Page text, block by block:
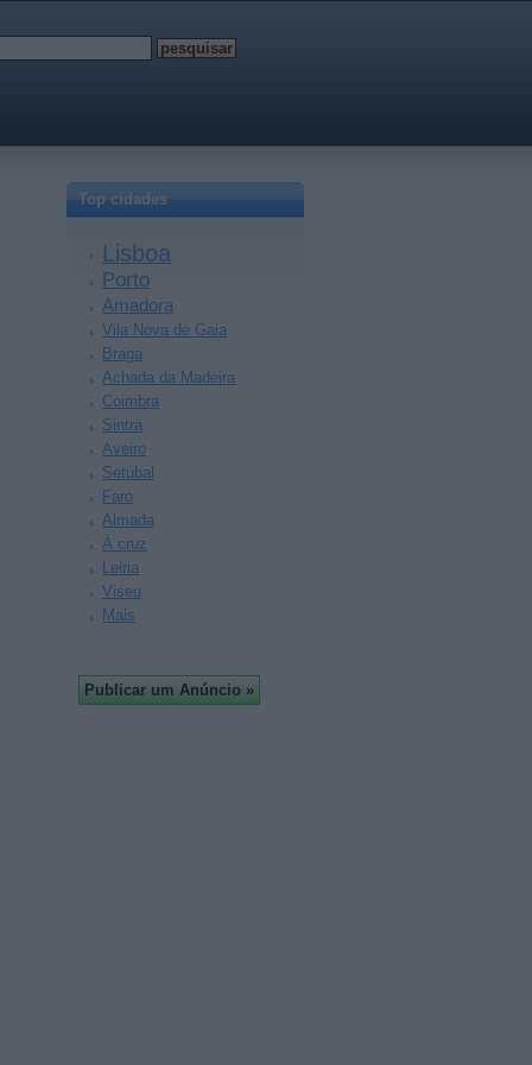
Top cidades
Lisboa
Porto
Amadora
Vila Nova de Gaia
Braga
Achada da Madeira
Coimbra
Sintra
Aveiro
Setúbal
Faro
Almada
À cruz
Leiria
Viseu
Mais